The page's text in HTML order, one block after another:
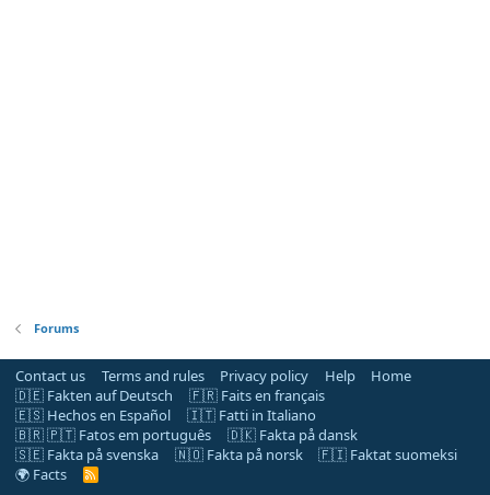
Forums
Contact us Terms and rules Privacy policy Help
Home
🇩🇪 Fakten auf Deutsch
🇫🇷 Faits en français
🇪🇸 Hechos en Español
🇮🇹 Fatti in Italiano
🇧🇷 🇵🇹 Fatos em português
🇩🇰 Fakta på dansk
🇸🇪 Fakta på svenska
🇳🇴 Fakta på norsk
🇫🇮 Faktat suomeksi
🌍 Facts
R